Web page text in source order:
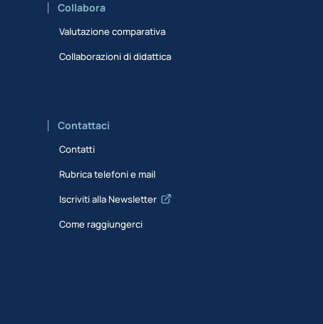
Collabora
Valutazione comparativa
Collaborazioni di didattica
Contattaci
Contatti
Rubrica telefoni e mail
Iscriviti alla Newsletter
Come raggiungerci